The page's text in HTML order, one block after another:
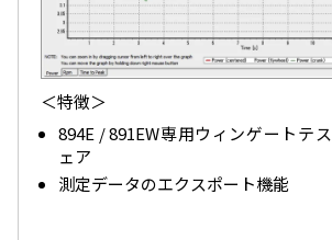
＜特徴＞
894E / 891EW専用ウィンゲートテ
ェア
測定データのエクスポート機能